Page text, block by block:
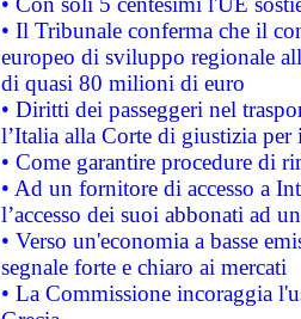
• Il Tribunale conferma che il
europeo di sviluppo regionale
di quasi 80 milioni di euro
• Diritti dei passeggeri nel
l’Italia alla Corte di giustizia
• Come garantire procedure di
• Ad un fornitore di accesso a
l’accesso dei suoi abbonati ad
• Verso un'economia a basse
segnale forte e chiaro ai mercati
• La Commissione incoraggia